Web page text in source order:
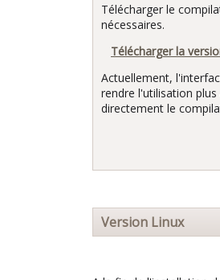
Télécharger le
nécessaires.
Télécharger la
Actuellement,
rendre l'utilisation
directement le
Version Linux